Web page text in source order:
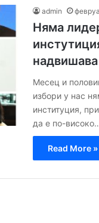
admin
Няма
Месец и
избори у нас
институция,
да е по-
Read More »